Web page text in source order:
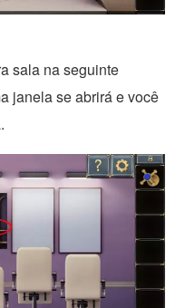
sala na seguinte
janela se abrirá e você